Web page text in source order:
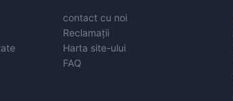
contact cu noi
Reclamații
Harta site-ului
FAQ